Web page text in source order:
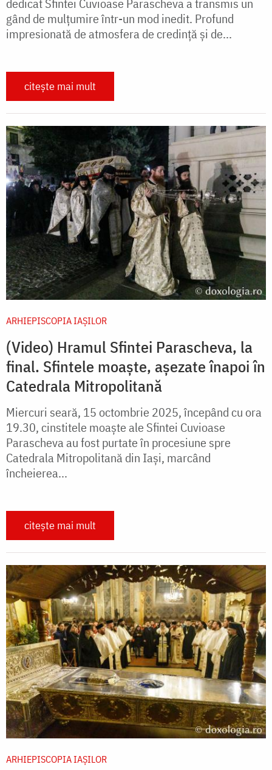
dedicat Sfintei Cuvioase Parascheva a transmis un
gând de mulțumire într-un mod inedit. Profund
impresionată de atmosfera de credință și de...
citește mai mult
ARHIEPISCOPIA IAŞILOR
(Video) Hramul Sfintei Parascheva, la
final. Sfintele moaște, așezate înapoi în
Catedrala Mitropolitană
Miercuri seară, 15 octombrie 2025, începând cu ora
19.30, cinstitele moaște ale Sfintei Cuvioase
Parascheva au fost purtate în procesiune spre
Catedrala Mitropolitană din Iași, marcând
încheierea...
citește mai mult
ARHIEPISCOPIA IAŞILOR